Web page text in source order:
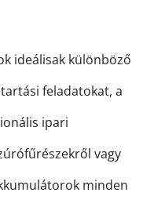
ideálisak különböző
feladatokat, a
ipari
vagy
minden